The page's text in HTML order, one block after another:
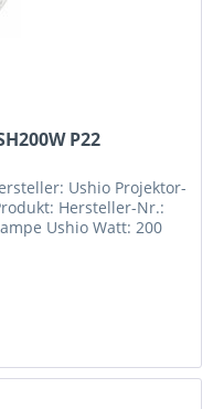
P22
Ushio Projektor-
Hersteller-Nr.:
Ushio Watt: 200